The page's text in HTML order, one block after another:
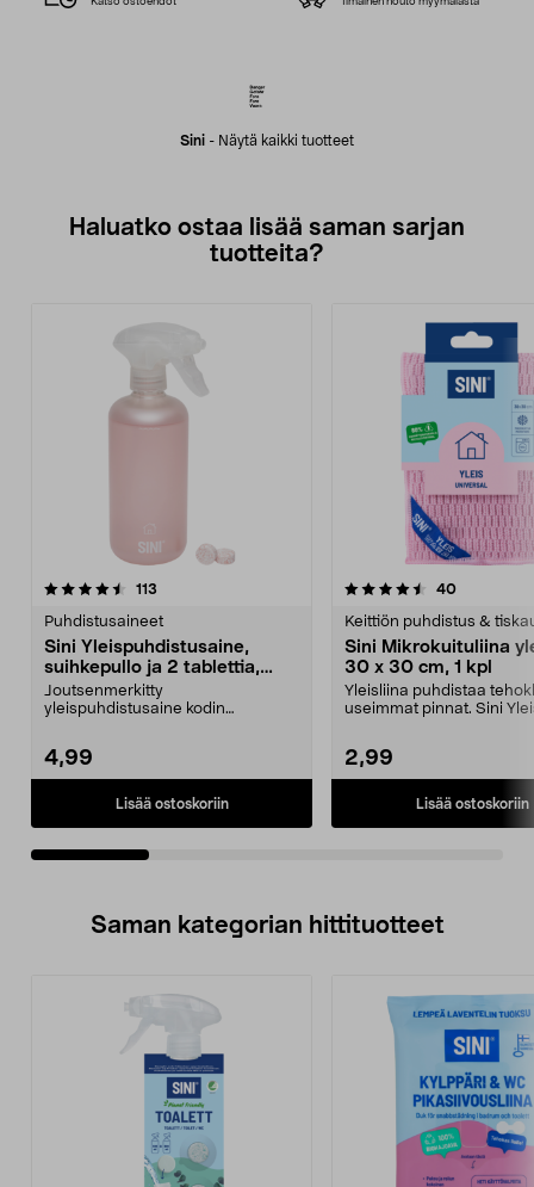
Sini - Näytä kaikki tuotteet
Haluatko ostaa lisää saman sarjan
tuotteita?
113
Puhdistusaineet
Sini Yleispuhdistusaine,
suihkepullo ja 2 tablettia,
aloituspakkaus
Joutsenmerkitty
yleispuhdistusaine kodin
4,99
Lisää ostoskoriin
4.5viidestä
40arvostelut
Keittiön puhdistus &
Sini Mikrokuituliina
30 x 30 cm, 1 kpl
Yleisliina puhdistaa
useimmat pinnat. Sini
2,99
Lisää ostoskoriin
4.5viidestä
Saman kategorian hittituotteet